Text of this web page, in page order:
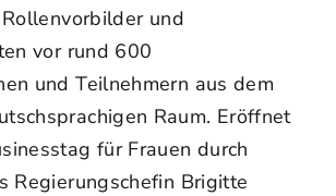
und
vor rund 600
und Teilnehmern aus dem
Raum. Eröffnet
für Frauen durch
Regierungschefin Brigitte